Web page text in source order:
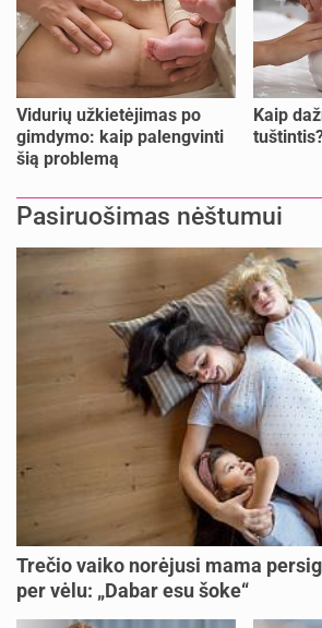
Vidurių užkietėjimas po
gimdymo: kaip palengvinti
šią problemą
Kaip
Pasiruošimas nėštumui
Trečio vaiko norėjusi mama
per vėlu: „Dabar esu šoke“